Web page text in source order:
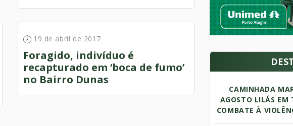
19 de abril de 2017
Foragido, indiví­duo é
recapturado em ‘boca de fumo’
no Bairro Dunas
CAMINHADA
AGOSTO LILÁS EM
COMBATE À